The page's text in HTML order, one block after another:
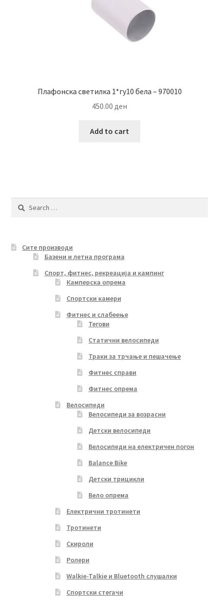
Плафонска светилка 1*гу10 бела – 970010
450.00 ден
Add to cart
Search
Сите производи
Базени и летна програма
Спорт, фитнес, рекреација и кампинг
Камперска опрема
Спортски камери
Фитнес и слабеење
Тегови
Статични велосипеди
Траки за трчање и пешачење
Фитнес справи
Фитнес опрема
Велосипеди
Велосипеди за возрасни
Детски велосипеди
Велосипеди на електричен погон
Balance Bike
Детски трицикли
Вело опрема
Електрични тротинети
Тротинети
Скироли
Ролери
Walkie-Talkie и Bluetooth слушалки
Спортски стегачи